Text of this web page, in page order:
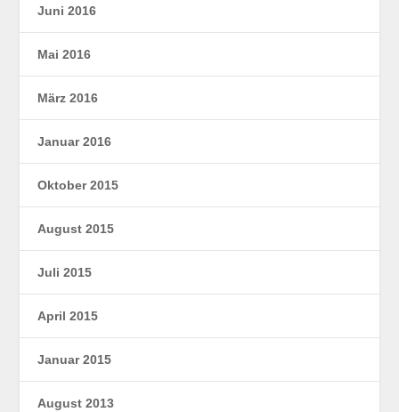
Juni 2016
Mai 2016
März 2016
Januar 2016
Oktober 2015
August 2015
Juli 2015
April 2015
Januar 2015
August 2013